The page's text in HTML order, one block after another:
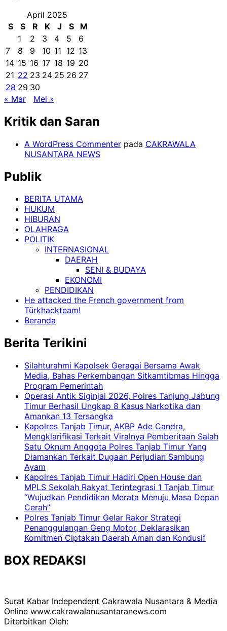
April 2025
S
S R K J S
M
1
2 3 4 5
6
7
8 9 10 11 12 13
14 15 16 17 18 19 20
21 22 23 24 25 26 27
28 29 30
« Mar
Mei »
Kritik dan Saran
A WordPress Commenter pada CAKRAWALA
NUSANTARA NEWS
Publik
BERITA UTAMA
HUKUM
HIBURAN
OLAHRAGA
POLITIK
INTERNASIONAL
DAERAH
SENI & BUDAYA
EKONOMI
PENDIDIKAN
He attacked the French government from
Türkhackteam!
Beranda
Berita Terikini
Silahturahmi Kapolsek Geragai Bersama Awak
Media, Bahas Perkembangan Sitkamtibmas Hingga
Program Pemerintah
Operasi Antik Siginjai 2026, Polres Tanjung Jabung
Timur Berhasil Ungkap 8 Kasus Narkotika dan
Amankan 13 Tersangka
Kapolres Tanjab Timur, AKBP Ade Candra,
Mengklarifikasi Terkait Viralnya Pemberitaan Salah
Satu Oknum Anggota Polres Tanjab Timur Yang
Diamankan Terkait Dugaan Perjudian Sambung
Ayam
Kapolres Tanjab Timur Hadiri Open House dan
MPLS Sekolah Rakyat Terintegrasi 1 Tanjab Timur
“Wujudkan Pendidikan Merata Menuju Masa Depan
Cerah”
Polres Tanjab Timur Gelar Rakor Strategi
Penanggulangan Geng Motor, Deklarasikan
Komitmen Ciptakan Daerah Aman dan Kondusif
BOX REDAKSI
Surat Kabar Independent Cakrawala Nusantara & Media
Online www.cakrawalanusantaranews.com
Diterbitkan Oleh: